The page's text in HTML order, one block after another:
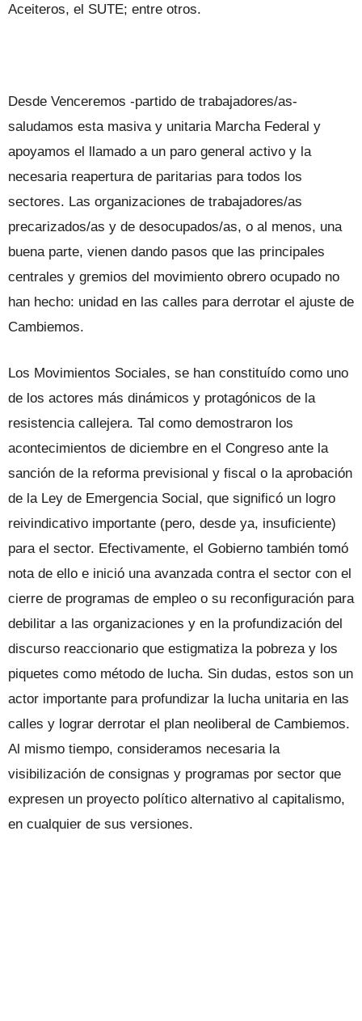
Aceiteros, el SUTE; entre otros.
Desde Venceremos -partido de trabajadores/as-
saludamos esta masiva y unitaria Marcha Federal y
apoyamos el llamado a un paro general activo y la
necesaria reapertura de paritarias para todos los
sectores. Las organizaciones de trabajadores/as
precarizados/as y de desocupados/as, o al menos, una
buena parte, vienen dando pasos que las principales
centrales y gremios del movimiento obrero ocupado no
han hecho: unidad en las calles para derrotar el ajuste de
Cambiemos.
Los Movimientos Sociales, se han constituído como uno
de los actores más dinámicos y protagónicos de la
resistencia callejera. Tal como demostraron los
acontecimientos de diciembre en el Congreso ante la
sanción de la reforma previsional y fiscal o la aprobación
de la Ley de Emergencia Social, que significó un logro
reivindicativo importante (pero, desde ya, insuficiente)
para el sector. Efectivamente, el Gobierno también tomó
nota de ello e inició una avanzada contra el sector con el
cierre de programas de empleo o su reconfiguración para
debilitar a las organizaciones y en la profundización del
discurso reaccionario que estigmatiza la pobreza y los
piquetes como método de lucha. Sin dudas, estos son un
actor importante para profundizar la lucha unitaria en las
calles y lograr derrotar el plan neoliberal de Cambiemos.
Al mismo tiempo, consideramos necesaria la
visibilización de consignas y programas por sector que
expresen un proyecto político alternativo al capitalismo,
en cualquier de sus versiones.